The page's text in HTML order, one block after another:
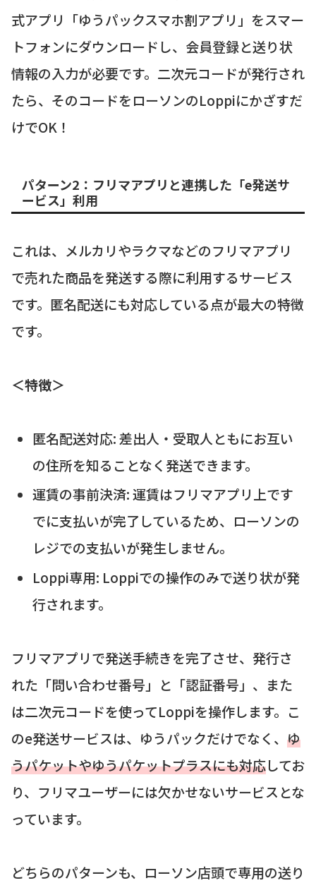
式アプリ「ゆうパックスマホ割アプリ」をスマー
トフォンにダウンロードし、会員登録と送り状
情報の入力が必要です。二次元コードが発行され
たら、そのコードをローソンのLoppiにかざすだ
けでOK！
パターン2：フリマアプリと連携した「e発送サ
ービス」利用
これは、メルカリやラクマなどのフリマアプリ
で売れた商品を発送する際に利用するサービス
です。匿名配送にも対応している点が最大の特徴
です。
＜特徴＞
匿名配送対応: 差出人・受取人ともにお互い
の住所を知ることなく発送できます。
運賃の事前決済: 運賃はフリマアプリ上です
でに支払いが完了しているため、ローソンの
レジでの支払いが発生しません。
Loppi専用: Loppiでの操作のみで送り状が発
行されます。
フリマアプリで発送手続きを完了させ、発行さ
れた「問い合わせ番号」と「認証番号」、また
は二次元コードを使ってLoppiを操作します。こ
のe発送サービスは、ゆうパックだけでなく、 ゆ
うパケットやゆうパケットプラスにも対応してお
り、フリマユーザーには欠かせないサービスとな
っています。
どちらのパターンも、ローソン店頭で専用の送り